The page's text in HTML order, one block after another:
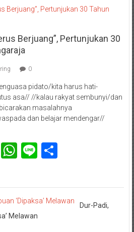
Berjuang”, Pertunjukan 30
0
pidato/kita harus hati-
asa// //kalau rakyat sembunyi/dan
masalahnya
dan belajar mendengar//
Telegram
WhatsApp
Line
Dur-Padi,
Melawan